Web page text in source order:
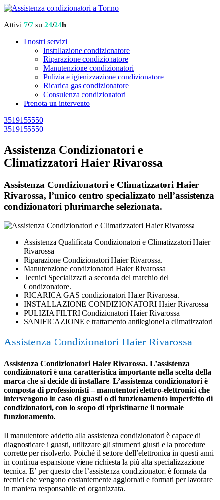
Attivi 7/7 su 24/24h
I nostri servizi
Installazione condizionatore
Riparazione condizionatore
Manutenzione condizionatori
Pulizia e igienizzazione condizionatore
Ricarica gas condizionatore
Consulenza condizionatori
Prenota un intervento
3519155550
3519155550
Assistenza Condizionatori e
Climatizzatori Haier Rivarossa
Assistenza Condizionatori e Climatizzatori Haier
Rivarossa, l’unico centro specializzato nell’assistenza
condizionatori plurimarche selezionata.
Assistenza Qualificata Condizionatori e Climatizzatori Haier
Rivarossa.
Riparazione Condizionatori Haier Rivarossa.
Manutenzione condizionatori Haier Rivarossa
Tecnici Specializzati a seconda del marchio del
Condizonatore.
RICARICA GAS condizionatori Haier Rivarossa.
INSTALLAZIONE CONDIZIONATORI Haier Rivarossa
PULIZIA FILTRI Condizionatori Haier Rivarossa
SANIFICAZIONE e trattamento antilegionella climatizzatori
Assistenza Condizionatori Haier Rivarossa
Assistenza Condizionatori Haier Rivarossa. L’assistenza
condizionatori è una caratteristica importante nella scelta della
marca che si decide di installare. L’assistenza condizionatori è
composta di professionisti – manutentori elettro-elettronici che
intervengono in caso di guasti o di funzionamento imperfetto di
condizionatori, con lo scopo di ripristinarne il normale
funzionamento.
Il manutentore addetto alla assistenza condizionatori è capace di
diagnosticare i guasti, utilizzare gli strumenti giusti e la procedure
corrette per risolverlo. Poiché il settore dell’elettronica in questi anni
in continua espansione viene richiesta la più alta specializzazione
tecnica. E’ per questo che l’assistenza condizionatori è formata da
tecnici che vengono costantemente aggiornati e formati per lavorare
in maniera responsabile ed organizzata.